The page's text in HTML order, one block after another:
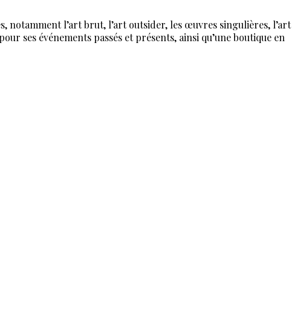
notamment l’art brut, l’art outsider, les œuvres singulières, l’art
ses événements passés et présents, ainsi qu’une boutique en